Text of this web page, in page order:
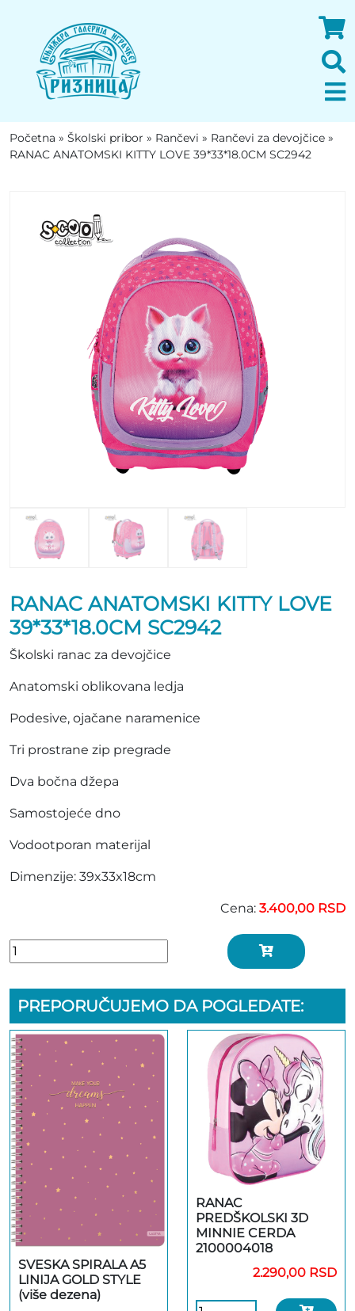
Početna » Školski pribor » Rančevi » Rančevi za devojčice »
RANAC ANATOMSKI KITTY LOVE 39*33*18.0CM SC2942
RANAC ANATOMSKI KITTY LOVE
39*33*18.0CM SC2942
Školski ranac za devojčice
Anatomski oblikovana ledja
Podesive, ojačane naramenice
Tri prostrane zip pregrade
Dva bočna džepa
Samostojeće dno
Vodootporan materijal
Dimenzije: 39x33x18cm
Cena: 3.400,00 RSD
PREPORUČUJEMO DA POGLEDATE:
SVESKA SPIRALA A5
LINIJA GOLD STYLE
(više dezena)
RANAC
PREDŠKOLSKI 3D
MINNIE CERDA
2100004018
2.290,00 RSD